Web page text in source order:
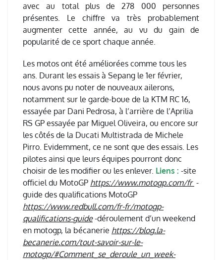
avec au total plus de 278 000 personnes
présentes. Le chiffre va très probablement
augmenter cette année, au vu du gain de
popularité de ce sport chaque année.
Les motos ont été améliorées comme tous les
ans. Durant les essais à Sepang le 1er février,
nous avons pu noter de nouveaux ailerons,
notamment sur le garde-boue de la KTM RC 16,
essayée par Dani Pedrosa, à l’arrière de l’Aprilia
RS GP essayée par Miguel Oliveira, ou encore sur
les côtés de la Ducati Multistrada de Michele
Pirro. Evidemment, ce ne sont que des essais. Les
pilotes ainsi que leurs équipes pourront donc
choisir de les modifier ou les enlever. Liens : -site
officiel du MotoGP https://www.motogp.com/fr -
guide des qualifications MotoGP
https://www.redbull.com/fr-fr/motogp-
qualifications-guide-déroulement d’un weekend
en motogp, la bécanerie https://blog.la-
becanerie.com/tout-savoir-sur-le-
motogp/#Comment_se_deroule_un_week-